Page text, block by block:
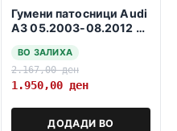
Гумени патосници Audi
A3 05.2003-08.2012 3
ВО ЗАЛИХА
2.167,00ден
1.950,00 ден
ДОДАДИ ВО